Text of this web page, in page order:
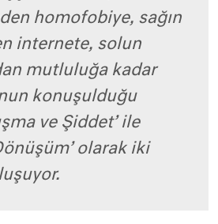
homofobiye, sağın
internete, solun
mutluluğa kadar
konuşulduğu
ve Şiddet’ ile
olarak iki